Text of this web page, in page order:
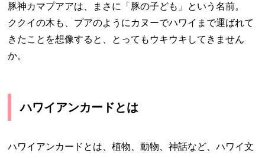
豚神カマプアアは、まさに「豚の子ども」という名前。
ククイの木も、プアのようにカヌーでハワイまで運ばれて
きたことを想像すると、とってもウキウキしてきません
か。
ハワイアンカードとは
ハワイアンカードとは、植物、動物、神話など、ハワイ文